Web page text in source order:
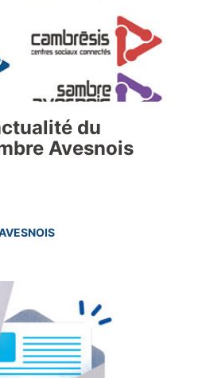
du
Avesnois